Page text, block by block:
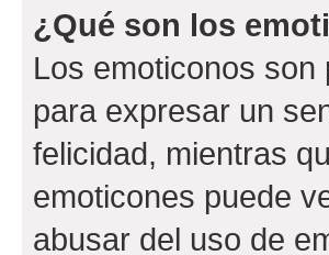
¿Qué son los
Los emoticonos
para expresar un
felicidad, mientras
emoticones puede
abusar del uso de